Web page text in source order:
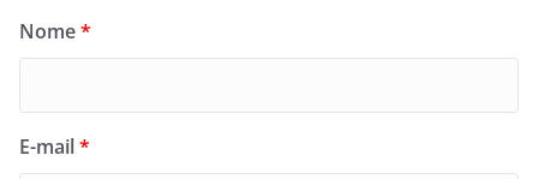
Nome*
E-mail*